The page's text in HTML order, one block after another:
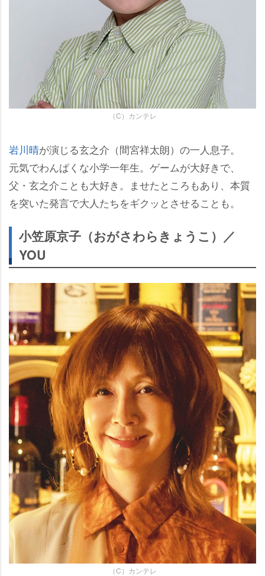
（C）カンテレ
川晴が演じる玄之介（間宮祥太朗）の一人息子。
元気でわんぱくな小学一年生。ゲームが大好きで、
父・玄之介ことも大好き。ませたところもあり、本質
を突いた発言で大人たちをギクッとさせることも。
小笠原京子（おがさわらきょうこ）／
YOU
（C）カンテレ